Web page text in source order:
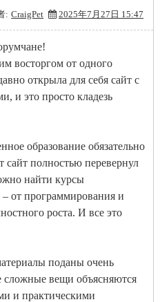
: CraigPet 2025年7月27日 15:47
восторгом от одного
открыла для себя сайт с
и это просто кладезь
образование обязательно
сайт полностью перевернул
найти курсы
от программирования и
роста. И все это
поданы очень
сложные вещи объясняются
и практическими